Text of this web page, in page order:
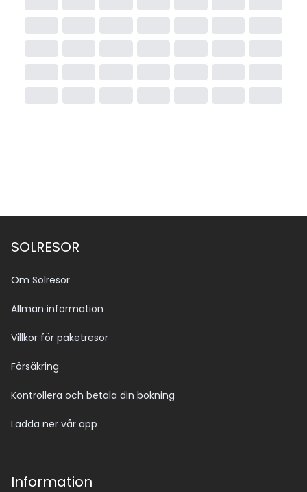
SOLRESOR
Om Solresor
Allmän information
Villkor för paketresor
Försäkring
Kontrollera och betala din bokning
Ladda ner vår app
Information